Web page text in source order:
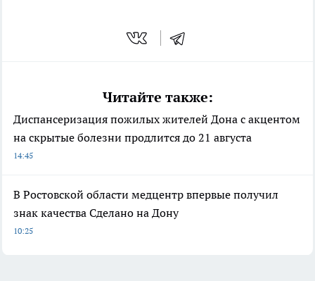
Читайте также:
Диспансеризация пожилых жителей Дона с акцентом
на скрытые болезни продлится до 21 августа
14:45
В Ростовской области медцентр впервые получил
знак качества Сделано на Дону
10:25